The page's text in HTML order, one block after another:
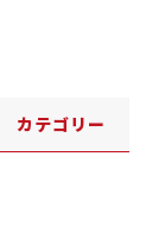
カテゴリー